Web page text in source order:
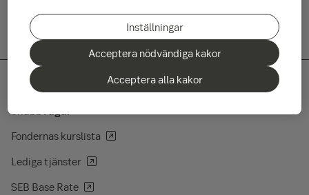
Snabbvägar
Fondernas kurslista
Lediga tjänster
SEB Base Rate
Inställningar
Acceptera nödvändiga kakor
Acceptera alla kakor